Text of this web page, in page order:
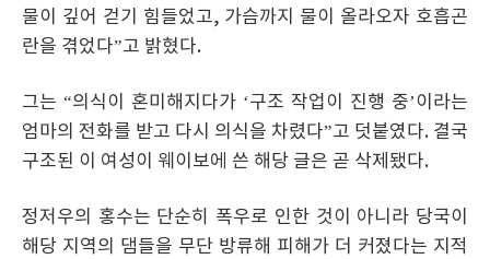
물이 깊어 걷기 힘들었고, 가슴까지 물이 올라오자 호흡곤
란을 겪었다”고 밝혔다.
그는 “의식이 혼미해지다가 ‘구조 작업이 진행 중’이라는
엄마의 전화를 받고 다시 의식을 차렸다”고 덧붙였다. 결국
구조된 이 여성이 웨이보에 쓴 해당 글은 곧 삭제됐다.
정저우의 홍수는 단순히 폭우로 인한 것이 아니라 당국이
해당 지역의 댐들을 무단 방류해 피해가 더 커졌다는 지적